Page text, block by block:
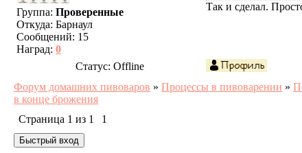
Группа: Проверенные
Откуда: Барнаул
Сообщений: 15
Наград: 0
Так и сделал.
Статус: Offline
Форум домашних пивоваров » Процессы в пивоварении »
в конце брожения
Страница 1 из 1
1